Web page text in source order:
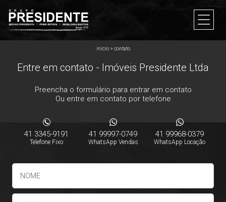
início> contato
Entre em contato - Imóveis Presidente Ltda
Preencha o formulário para entrar em contato
Ou entre em contato por telefone
41 3345-9191
Telefone Fixo
41 99997-0749
WhatsApp Vendas
41 99968-0379
WhatsApp Locação